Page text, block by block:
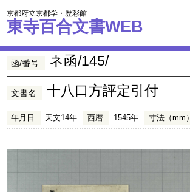
京都府立京都学・歴彩館
東寺百合文書WEB
函/番号 ネ函/145/
文書名 十八口方評定引付
年月日 天文14年 西暦 1545年 寸法（mm）